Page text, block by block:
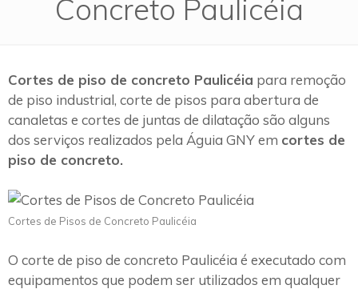
Concreto Paulicéia
Cortes de piso de concreto Paulicéia para remoção
de piso industrial, corte de pisos para abertura de
canaletas e cortes de juntas de dilatação são alguns
dos serviços realizados pela Águia GNY em cortes de
piso de concreto.
Cortes de Pisos de Concreto Paulicéia
O corte de piso de concreto Paulicéia é executado com
equipamentos que podem ser utilizados em qualquer